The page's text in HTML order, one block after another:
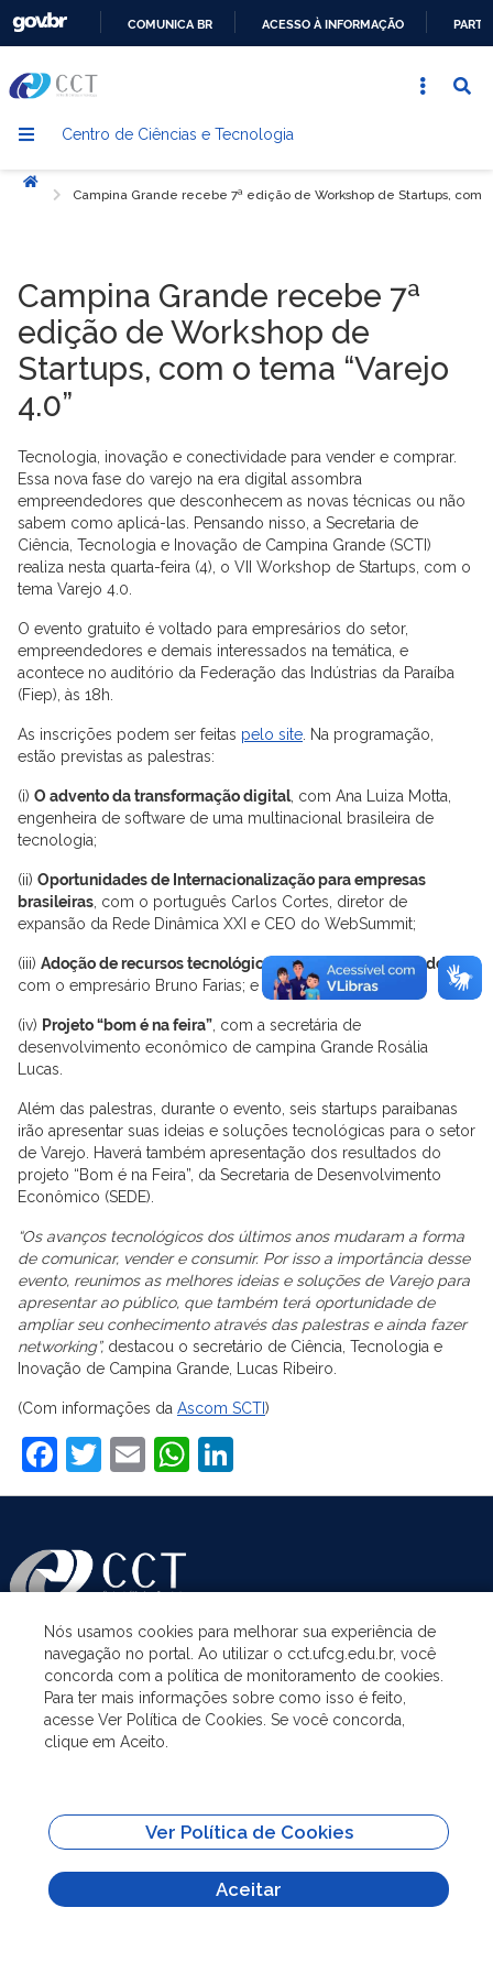
CONTEÚDO
COMUNICA BR ACESSO À INFORMAÇÃO
Centro de Ciências e Tecnologia
Início
Campina Grande recebe 7ª edição de Workshop de Startups, com
Campina Grande recebe 7ª
edição de Workshop de
Startups, com o tema “Varejo
4.0”
Tecnologia, inovação e conectividade para vender e comprar.
Essa nova fase do varejo na era digital assombra
empreendedores que desconhecem as novas técnicas ou não
sabem como aplicá-las. Pensando nisso, a Secretaria de
Ciência, Tecnologia e Inovação de Campina Grande (SCTI)
realiza nesta quarta-feira (4), o VII Workshop de Startups, com o
tema Varejo 4.0.
O evento gratuito é voltado para empresários do setor,
empreendedores e demais interessados na temática, e
acontece no auditório da Federação das Indústrias da Paraíba
(Fiep), às 18h.
As inscrições podem ser feitas pelo site . Na programação,
estão previstas as palestras:
(i) O advento da transformação digital, com Ana Luiza Motta,
engenheira de software de uma multinacional brasileira de
tecnologia;
(ii) Oportunidades de Internacionalização para empresas
brasileiras , com o português Carlos Cortes, diretor de
expansão da Rede Dinâmica XXI e CEO do WebSummit;
(iii) Adoção de recursos tecnológicos em um supermercado,
com o empresário Bruno Farias; e
(iv) Projeto “bom é na feira” , com a secretária de
desenvolvimento econômico de campina Grande Rosália
Lucas.
Além das palestras, durante o evento, seis startups paraibanas
irão apresentar suas ideias e soluções tecnológicas para o setor
de Varejo. Haverá também apresentação dos resultados do
projeto “Bom é na Feira”, da Secretaria de Desenvolvimento
Econômico (SEDE).
“Os avanços tecnológicos dos últimos anos mudaram a forma
de comunicar, vender e consumir. Por isso a importância desse
evento, reunimos as melhores ideias e soluções de Varejo para
apresentar ao público, que também terá oportunidade de
ampliar seu conhecimento através das palestras e ainda fazer
networking”, destacou o secretário de Ciência, Tecnologia e
Inovação de Campina Grande, Lucas Ribeiro.
(Com informações da Ascom SCTI)
Facebook
Twitter
EmailWhatsApp
ASSUNTOS
ACESSO À INFORMAÇÃO
SITES IMPORTANTES
Nós usamos cookies para melhorar sua experiência de
navegação no portal. Ao utilizar o cct.ufcg.edu.br, você
concorda com a política de monitoramento de cookies.
Para ter mais informações sobre como isso é feito,
acesse Ver Política de Cookies. Se você concorda,
clique em Aceito.
Ver Política de Cookies
Aceitar